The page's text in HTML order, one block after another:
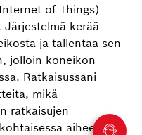
of Things)
kerää
ja tallentaa sen
jolloin koneikon
Ratkaisussani
mikä
ratkaisujen
aiheessa